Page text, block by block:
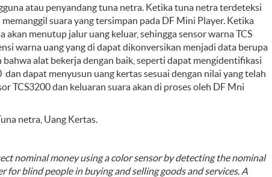
atau penyandang tuna netra. Ketika tuna netra terdeteksi
suara yang tersimpan pada DF Mini Player. Ketika
menutup jalur uang keluar, sehingga sensor warna TCS
warna uang yang di dapat dikonversikan menjadi data berupa
alat bekerja dengan baik, seperti dapat mengidentifikasi
dapat menyusun uang kertas sesuai dengan nilai yang telah
TCS3200 dan keluaran suara akan di proses oleh DF Mni
netra, Uang Kertas.
nominal money using a color sensor by detecting the nominal
blind people in buying and selling goods and services. A